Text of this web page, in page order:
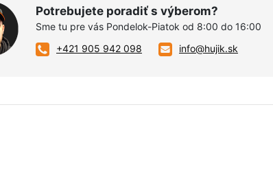
Potrebujete poradiť s výberom?
Sme tu pre vás Pondelok-Piatok od 8:00 do 16:00
+421 905 942 098
info@hujik.sk